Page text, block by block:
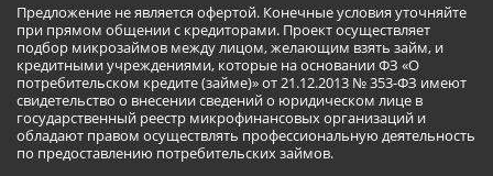
Предложение не является офертой. Конечные условия уточняйте
при прямом общении с кредиторами. Проект осуществляет
подбор микрозаймов между лицом, желающим взять займ, и
кредитными учреждениями, которые на основании ФЗ «О
потребительском кредите (займе)» от 21.12.2013 № 353-ФЗ имеют
свидетельство о внесении сведений о юридическом лице в
государственный реестр микрофинансовых организаций и
обладают правом осуществлять профессиональную деятельность
по предоставлению потребительских займов.